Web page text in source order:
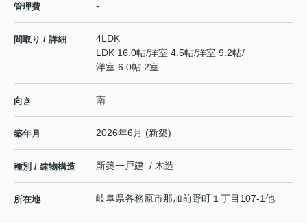
管理費 -
間取り / 詳細
4LDK
LDK 16.0帖/洋室 4.5帖/洋室 9.2帖/
洋室 6.0帖 2室
向き 南
築年月 2026年6月 (新築)
種別 / 建物構造 新築一戸建 / 木造
所在地 岐阜県各務原市那加前野町 １丁目107-1他